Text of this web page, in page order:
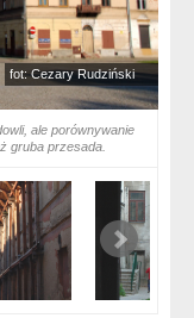
fot: Cezary Rudziński
ale porównywanie
gruba przesada.